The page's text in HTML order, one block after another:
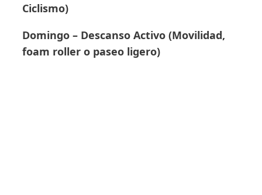
Ciclismo)
Domingo – Descanso Activo (Movilidad,
foam roller o paseo ligero)